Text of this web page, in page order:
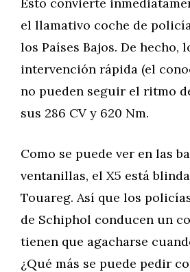
el llamativo coche de
los Países Bajos. De hecho,
intervención rápida (el
no pueden seguir el ritmo
sus 286 CV y 620 Nm.
Como se puede ver en las
ventanillas, el X5 está
Touareg. Así que los
de Schiphol conducen un
tienen que agacharse
¿Qué más se puede pedir